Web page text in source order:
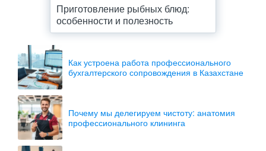
Приготовление рыбных блюд:
особенности и полезность
Как устроена работа профессионального
бухгалтерского сопровождения в Казахстане
Почему мы делегируем чистоту: анатомия
профессионального клининга